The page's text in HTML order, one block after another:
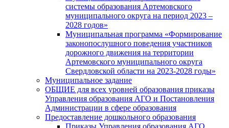
системы образования Артемовского
муниципального округа на период 2023 –
2028 годов»
Муниципальная программа «Формирование
законопослушного поведения участников
дорожного движения на территории
Артемовского муниципального округа
Свердловской области на 2023-2028 годы»
Муниципальное задание
ОБЩИЕ для всех уровней образования приказы
Управления образования АГО и Постановления
Администрации в сфере образования
Предоставление дошкольного образования